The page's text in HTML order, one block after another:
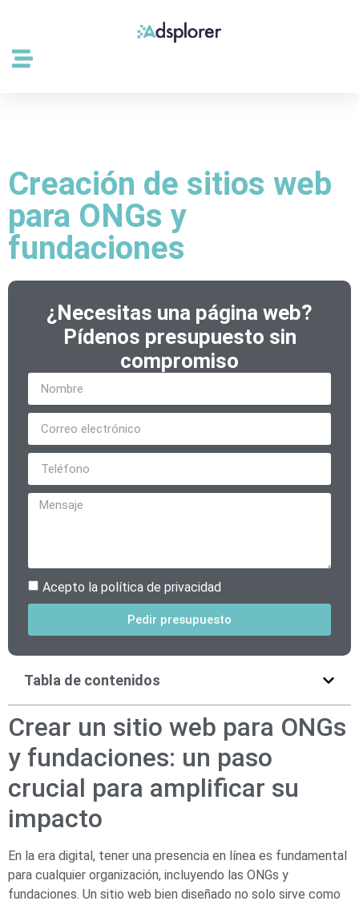
Creación de sitios web
para ONGs y
fundaciones
¿Necesitas una página web?
Pídenos presupuesto sin
compromiso
Acepto la política de privacidad
Pedir presupuesto
Tabla de contenidos
Crear un sitio web para ONGs
y fundaciones: un paso
crucial para amplificar su
impacto
En la era digital, tener una presencia en línea es fundamental
para cualquier organización, incluyendo las ONGs y
fundaciones. Un sitio web bien diseñado no solo sirve como